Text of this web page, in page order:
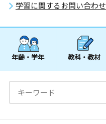
学習に関するお問い合わせ
年齢・学年 教科・教材